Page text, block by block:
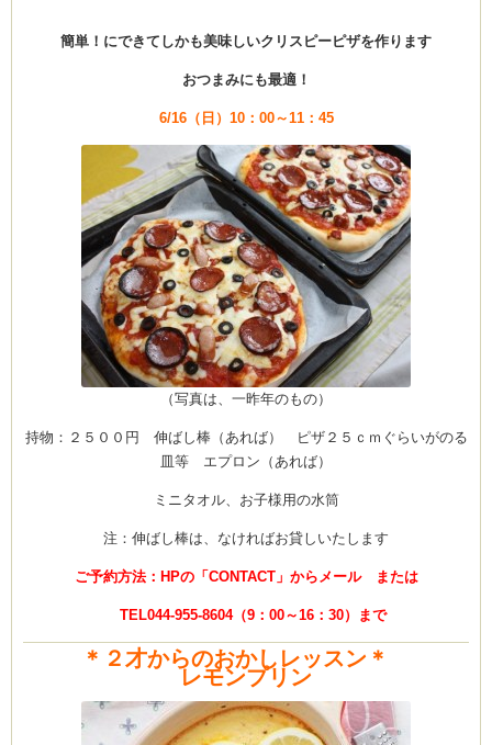
簡単！にできてしかも美味しいクリスピーピザを作ります
おつまみにも最適！
6/16（日）10：00～11：45
（写真は、一昨年のもの）
持物：２５００円 伸ばし棒（あれば） ピザ２５ｃｍぐらいがのる
皿等 エプロン（あれば）
ミニタオル、お子様用の水筒
注：伸ばし棒は、なければお貸しいたします
ご予約方法：HPの「CONTACT」からメール または
TEL044-955-8604（9：00～16：30）まで
＊２才からのおかしレッスン＊
レモンプリン